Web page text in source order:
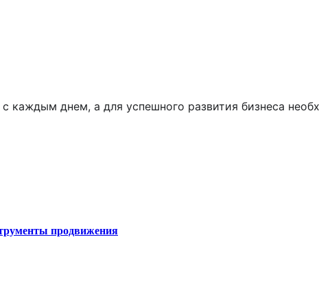
каждым днем, а для успешного развития бизнеса
продвижения